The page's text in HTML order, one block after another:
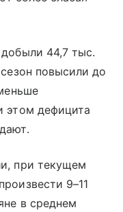
44,7 тыс.
повысили до
этом дефицита
при текущем
9–11
в среднем